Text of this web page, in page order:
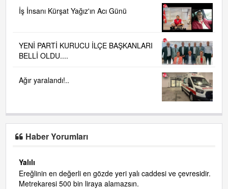
İş İnsanı Kürşat Yağız'ın Acı Günü
YENİ PARTİ KURUCU İLÇE BAŞKANLARI
BELLİ OLDU....
Ağır yaralandı!..
Haber Yorumları
Yalılı
Ereğlinin en değerli en gözde yeri yalı caddesi ve çevresidir.
Metrekaresi 500 bin liraya alamazsın.